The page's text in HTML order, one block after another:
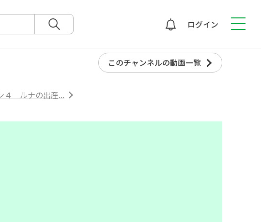
ログイン
このチャンネルの動画一覧
４ ルナの出産...